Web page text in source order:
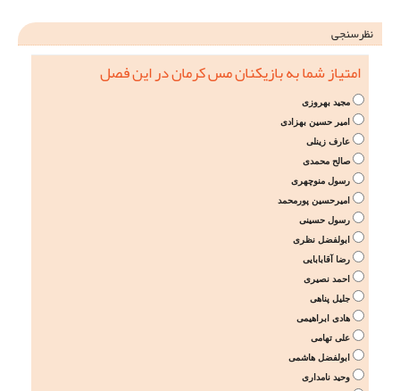
نظرسنجی
امتیاز شما به بازیکنان مس کرمان در این فصل
مجید بهروزی
امیر حسین بهزادی
عارف زینلی
صالح محمدی
رسول منوچهری
امیرحسین پورمحمد
رسول حسینی
ابولفضل نظری
رضا آقابابایی
احمد نصیری
جلیل پناهی
هادی ابراهیمی
علی تهامی
ابولفضل هاشمی
وحید نامداری